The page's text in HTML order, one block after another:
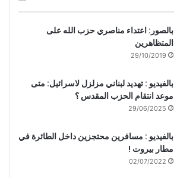
بالصور: اعتداء مناصري حزب الله على
المتظاهرين
29/10/2019
بالفيديو : تهديد لبناني مزلزل لاسرائيل: متى
موعد انتقام الحزب المقدس ؟
29/06/2025
بالفيديو : مسافرين محتجزين داخل الطائرة في
مطار بيروت !
02/07/2022